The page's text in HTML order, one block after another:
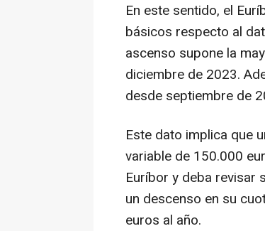
En este sentido, el
básicos respecto al
ascenso supone la
diciembre de 2023.
desde septiembre de
Este dato implica que
variable de 150.000
Euríbor y deba revisar
un descenso en su
euros al año.